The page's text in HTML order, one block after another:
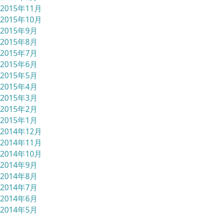
2015年11月
2015年10月
2015年9月
2015年8月
2015年7月
2015年6月
2015年5月
2015年4月
2015年3月
2015年2月
2015年1月
2014年12月
2014年11月
2014年10月
2014年9月
2014年8月
2014年7月
2014年6月
2014年5月